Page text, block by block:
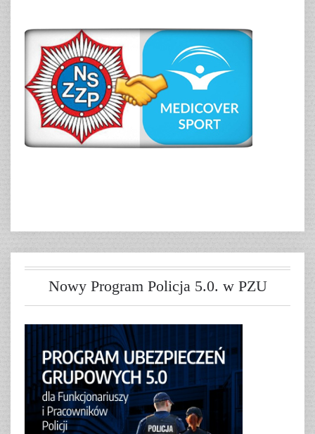
Nowy Program Policja 5.0. w PZU